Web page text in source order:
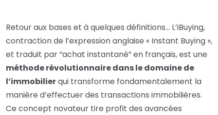
Retour aux bases et à quelques définitions… L’iBuying,
contraction de l’expression anglaise « Instant Buying »,
et traduit par “achat instantané” en français, est une
méthode révolutionnaire dans le domaine de
l’immobilierqui transforme fondamentalement la
manière d’effectuer des transactions immobilières.
Ce concept novateur tire profit des avancées